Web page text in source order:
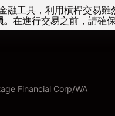
融工具，利用槓桿交易
在進行交易之前，請確
Financial Corp/WA